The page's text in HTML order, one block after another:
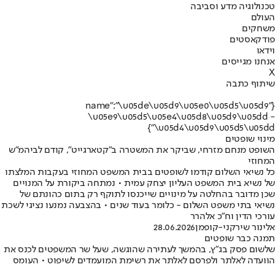
טכנולוגיה מדע וסביבה
העולם
משחקים
פודקאסטים
וידאו
אנחנו מגייסים
X
שיתוף כתבה
{"name":"\u05de\u05d9\u05e0\u05d5\u05d9
\u05e9\u05d5\u05e4\u05d8\u05d9\u05dd -
\u05d4\u05d9\u05d5\u05dd"}
מינוי שופטים
השופט מנחם מזרחי, שביקר את המשטרה ב"קטארגייט", קודם לביהמ"ש
המחוזי
כל נשיאי השלום קודמו לשופטים בבית המשפט המחוזי בעקבות המלצתו
של נשיא בית המשפט העליון יצחק עמית • נמתחה ביקורת על המנויים
שכן מדובר בהחלטה על מינויים שייכנסו לתוקף רק בתום כהונתם של
נשיאי בתי משפט השלום - כלומר בעוד שנים • בהצבעה נמנעו נציגי לשכת
עורכי הדין וח"כ אלהרר
אלינור שירקני-קופמן28.06.2026
תמנה כבר שופטים
שלשום פסק בג"ץ, בהמשך לעתירה שהוגשה, שעל שר המשפטים לכנס את
הוועדה לאלתר ולפרסם לאלתר את רשימת המועמדים לשיפוט • העומס